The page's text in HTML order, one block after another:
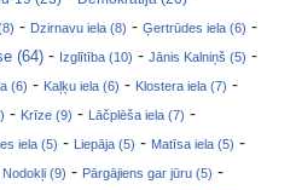
- Dzirnavu iela (8) - Ģertrūdes iela (6) -
(64) - Izglītība (10) - Jānis Kalniņš (5) -
(6) - Kaļķu iela (6) - Klostera iela (7) -
- Krīze (9) - Lāčplēša iela (7) -
iela (5) - Liepāja (5) - Matīsa iela (5) -
Nodokļi (9) - Pārgājiens gar jūru (5) -